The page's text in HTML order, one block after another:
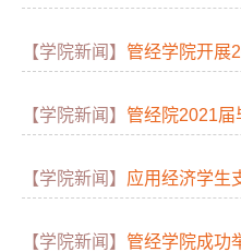
【学院新闻】 管经学院开展
【学院新闻】 管经院2021
【学院新闻】 应用经济学生
【学院新闻】 管经学院成功